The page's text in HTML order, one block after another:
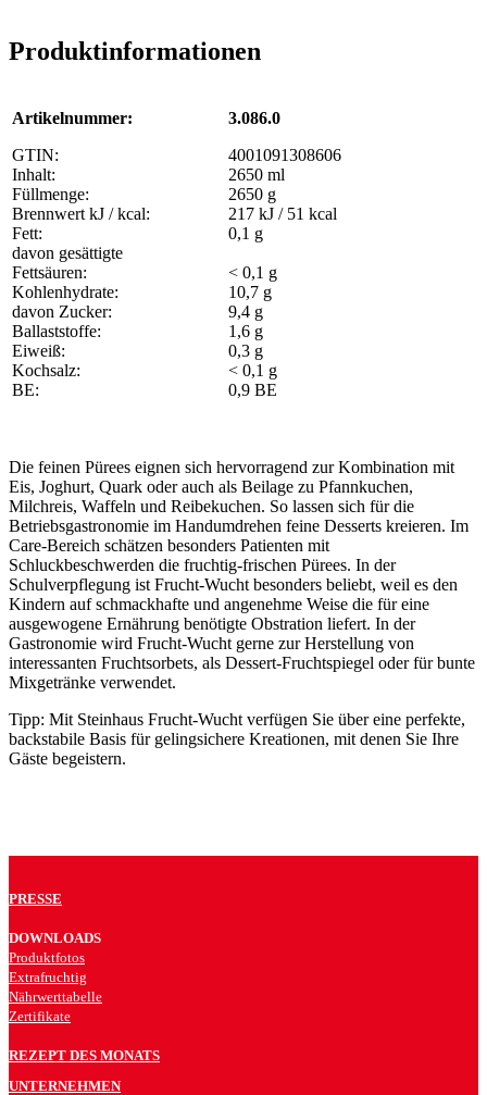
Produktinformationen
Artikelnummer:
GTIN:
Inhalt:
Füllmenge:
Brennwert kJ / kcal:
Fett:
davon gesättigte
Fettsäuren:
Kohlenhydrate:
davon Zucker:
Ballaststoffe:
Eiweiß:
Kochsalz:
BE:
3.086.0
4001091308606
2650 ml
2650 g
217 kJ / 51 kcal
0,1 g
< 0,1 g
10,7 g
9,4 g
1,6 g
0,3 g
< 0,1 g
0,9 BE
Die feinen Pürees eignen sich hervorragend zur Kombination mit
Eis, Joghurt, Quark oder auch als Beilage zu Pfannkuchen,
Milchreis, Waffeln und Reibekuchen. So lassen sich für die
Betriebsgastronomie im Handumdrehen feine Desserts kreieren. Im
Care-Bereich schätzen besonders Patienten mit
Schluckbeschwerden die fruchtig-frischen Pürees. In der
Schulverpflegung ist Frucht-Wucht besonders beliebt, weil es den
Kindern auf schmackhafte und angenehme Weise die für eine
ausgewogene Ernährung benötigte Obstration liefert. In der
Gastronomie wird Frucht-Wucht gerne zur Herstellung von
interessanten Fruchtsorbets, als Dessert-Fruchtspiegel oder für bunte
Mixgetränke verwendet.
Tipp: Mit Steinhaus Frucht-Wucht verfügen Sie über eine perfekte,
backstabile Basis für gelingsichere Kreationen, mit denen Sie Ihre
Gäste begeistern.
PRESSE
DOWNLOADS
Produktfotos
Extrafruchtig
Nährwerttabelle
Zertifikate
REZEPT DES MONATS
UNTERNEHMEN